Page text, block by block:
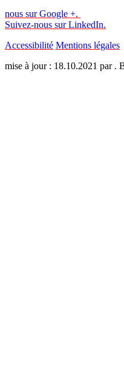
nous sur Google +.
Suivez-nous sur LinkedIn.
Accessibilité Mentions légales
mise à jour : 18.10.2021 par